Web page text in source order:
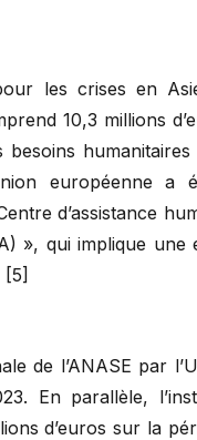
les crises en
10,3 millions
européenne
d’assistance
», qui implique
[5]
de l’ANASE par
En parallèle,
d’euros sur la